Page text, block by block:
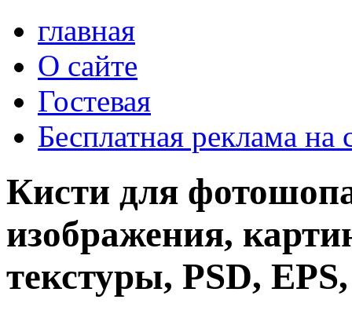
главная
О сайте
Гостевая
Бесплатная реклама на
Кисти для
изображения,
текстуры, PSD,